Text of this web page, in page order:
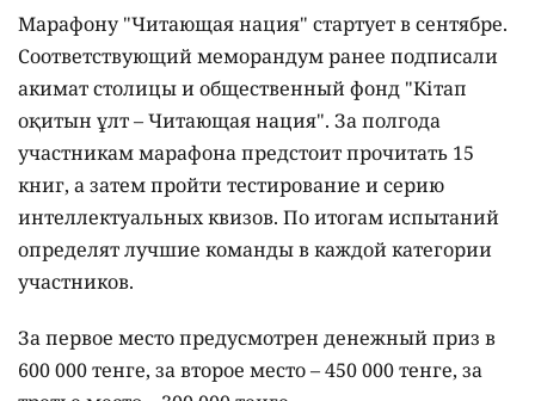
Марафону "Читающая нация" стартует в сентябре.
Соответствующий меморандум ранее подписали
акимат столицы и общественный фонд "Кітап
оқитын ұлт – Читающая нация". За полгода
участникам марафона предстоит прочитать 15
книг, а затем пройти тестирование и серию
интеллектуальных квизов. По итогам испытаний
определят лучшие команды в каждой категории
участников.
За первое место предусмотрен денежный приз в
600 000 тенге, за второе место – 450 000 тенге, за